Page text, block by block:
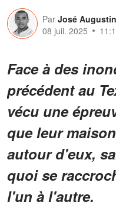
Par José Augustin
08 juil. 2025
Face à des
précédent au
vécu une
que leur
autour d'eux,
quoi se
l'un à l'autre.